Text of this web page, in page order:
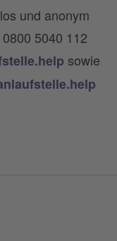
und anonym
5040 112
sowie